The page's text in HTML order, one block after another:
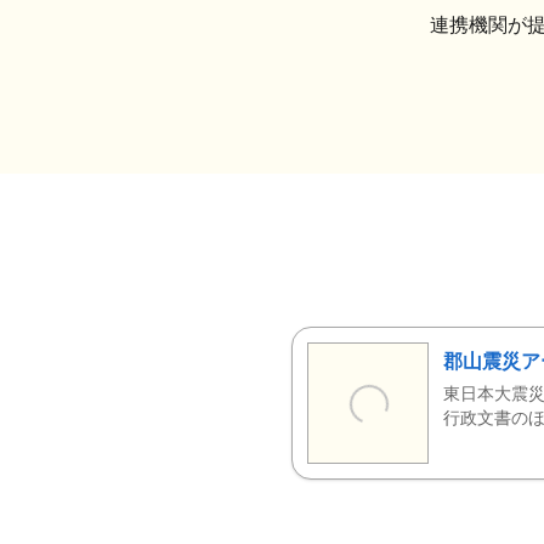
連携機関が
郡山震災
東日本大震
行政文書の